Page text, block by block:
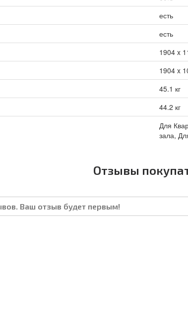
есть
есть
1904 x
1904 x
45.1 кг
44.2 кг
Для
зала,
Отзывы
Ваш отзыв будет первым!